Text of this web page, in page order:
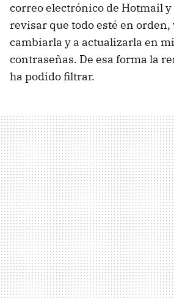
correo electrónico de Hotmail
revisar que todo esté en orden,
cambiarla y a actualizarla en
contraseñas. De esa forma la
ha podido filtrar.